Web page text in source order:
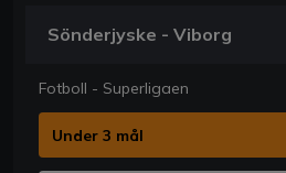
Sönderjyske - Viborg
Fotboll - Superligaen
Under 3 mål